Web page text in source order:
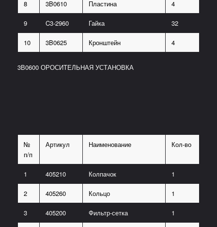
8 3B0610 Пластина 4
9 C3-2960 Гайка 32
10 3B0625 Кронштейн 4
3В0600 ОРОСИТЕЛЬНАЯ УСТАНОВКА
№
п/п
Артикул Наименование Кол-во
1 405210 Колпачок 1
2 405260 Кольцо 1
3 405200 Фильтр-сетка 1